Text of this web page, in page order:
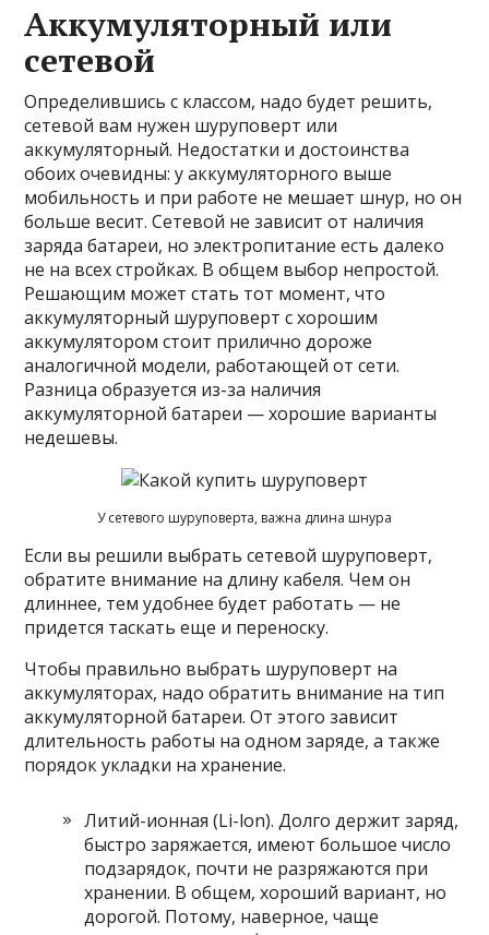
Аккумуляторный или
сетевой
Определившись с классом, надо будет решить,
сетевой вам нужен шуруповерт или
аккумуляторный. Недостатки и достоинства
обоих очевидны: у аккумуляторного выше
мобильность и при работе не мешает шнур, но он
больше весит. Сетевой не зависит от наличия
заряда батареи, но электропитание есть далеко
не на всех стройках. В общем выбор непростой.
Решающим может стать тот момент, что
аккумуляторный шуруповерт с хорошим
аккумулятором стоит прилично дороже
аналогичной модели, работающей от сети.
Разница образуется из-за наличия
аккумуляторной батареи — хорошие варианты
недешевы.
У сетевого шуруповерта, важна длина шнура
Если вы решили выбрать сетевой шуруповерт,
обратите внимание на длину кабеля. Чем он
длиннее, тем удобнее будет работать — не
придется таскать еще и переноску.
Чтобы правильно выбрать шуруповерт на
аккумуляторах, надо обратить внимание на тип
аккумуляторной батареи. От этого зависит
длительность работы на одном заряде, а также
порядок укладки на хранение.
Литий-ионная (Li-lon). Долго держит заряд,
быстро заряжается, имеют большое число
подзарядок, почти не разряжаются при
хранении. В общем, хороший вариант, но
дорогой. Потому, наверное, чаще